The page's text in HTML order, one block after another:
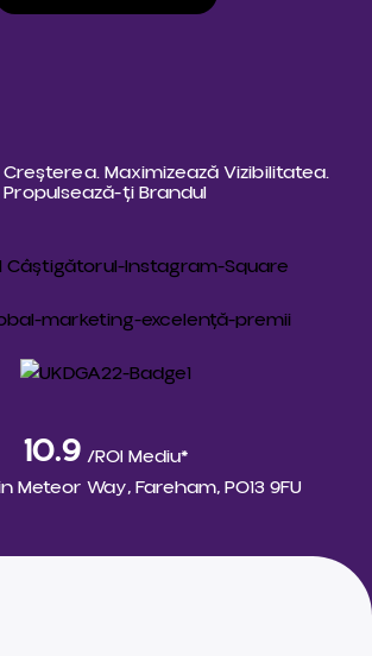
Maximizează Vizibilitatea.
Propulsează-ți Brandul
10.9 /ROI Mediu*
Meteor Way, Fareham, PO13 9FU